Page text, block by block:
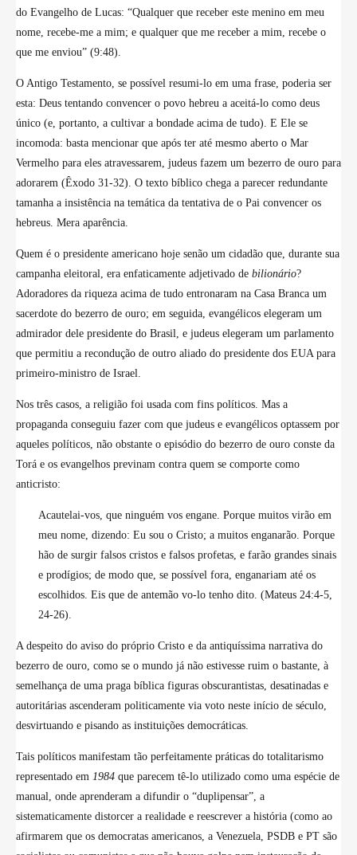
do Evangelho de Lucas: “Qualquer que receber este menino em meu
nome, recebe-me a mim; e qualquer que me receber a mim, recebe o
que me enviou” (9:48).
O Antigo Testamento, se possível resumi-lo em uma frase, poderia ser
esta: Deus tentando convencer o povo hebreu a aceitá-lo como deus
único (e, portanto, a cultivar a bondade acima de tudo). E Ele se
incomoda: basta mencionar que após ter até mesmo aberto o Mar
Vermelho para eles atravessarem, judeus fazem um bezerro de ouro para
adorarem (Êxodo 31-32). O texto bíblico chega a parecer redundante
tamanha a insistência na temática da tentativa de o Pai convencer os
hebreus. Mera aparência.
Quem é o presidente americano hoje senão um cidadão que, durante sua
campanha eleitoral, era enfaticamente adjetivado de bilionário?
Adoradores da riqueza acima de tudo entronaram na Casa Branca um
sacerdote do bezerro de ouro; em seguida, evangélicos elegeram um
admirador dele presidente do Brasil, e judeus elegeram um parlamento
que permitiu a recondução de outro aliado do presidente dos EUA para
primeiro-ministro de Israel.
Nos três casos, a religião foi usada com fins políticos. Mas a
propaganda conseguiu fazer com que judeus e evangélicos optassem por
aqueles políticos, não obstante o episódio do bezerro de ouro conste da
Torá e os evangelhos previnam contra quem se comporte como
anticristo:
Acautelai-vos, que ninguém vos engane. Porque muitos virão em
meu nome, dizendo: Eu sou o Cristo; a muitos enganarão. Porque
hão de surgir falsos cristos e falsos profetas, e farão grandes sinais
e prodígios; de modo que, se possível fora, enganariam até os
escolhidos. Eis que de antemão vo-lo tenho dito. (Mateus 24:4-5,
24-26).
A despeito do aviso do próprio Cristo e da antiquíssima narrativa do
bezerro de ouro, como se o mundo já não estivesse ruim o bastante, à
semelhança de uma praga bíblica figuras obscurantistas, desatinadas e
autoritárias ascenderam politicamente via voto neste início de século,
desvirtuando e pisando as instituições democráticas.
Tais políticos manifestam tão perfeitamente práticas do totalitarismo
representado em 1984 que parecem tê-lo utilizado como uma espécie de
manual, onde aprenderam a difundir o “duplipensar”, a
sistematicamente distorcer a realidade e reescrever a história (como ao
afirmarem que os democratas americanos, a Venezuela, PSDB e PT são